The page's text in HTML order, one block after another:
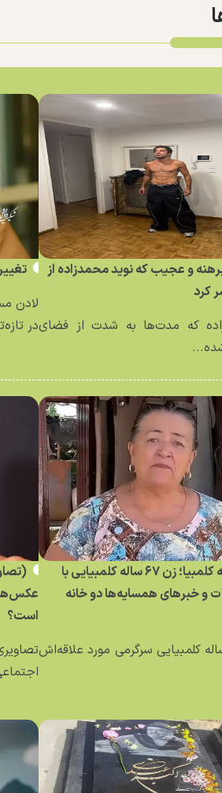
و عجیب که نوید محمدزاده از
کرد
که مدت‌ها به شدت از فضای
لادن
در
ملکه شایعه کلمبیا؛ زن ۶۷ ساله کلمبیایی با
و خبر‌های همسایه‌ها دو خانه
زن ۶۷ ساله کلمبیایی سرگرمی مورد علاقه‌اش
است؟